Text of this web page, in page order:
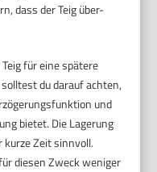
dass der Teig über-
für eine spätere
du darauf achten,
und
bietet. Die Lagerung
kurze Zeit sinnvoll.
diesen Zweck weniger